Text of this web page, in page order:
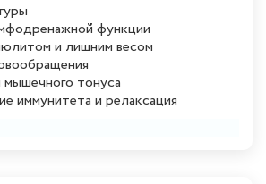
функции
и лишним весом
тонуса
иммунитета и релаксация